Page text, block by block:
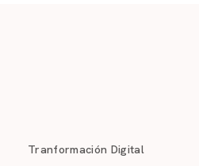
Tranformación Digital